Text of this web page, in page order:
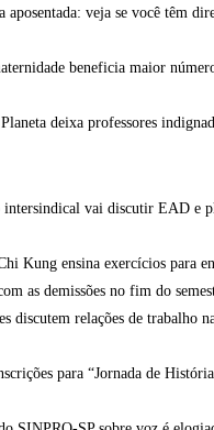
aposentada: veja se você têm
beneficia maior
Planeta deixa professores
intersindical vai discutir EAD e
Kung ensina exercícios para
as demissões no fim do
discutem relações de trabalho
para “Jornada de